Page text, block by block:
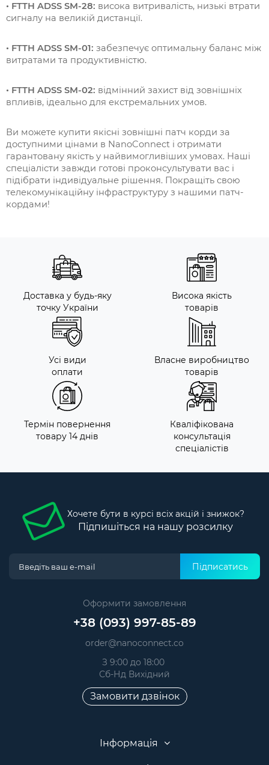
• FTTH ADSS SM-28: висока витривалість, низькі втрати
сигналу на великій дистанції.
• FTTH ADSS SM-01: забезпечує оптимальну баланс між
витратами та продуктивністю.
• FTTH ADSS SM-02: відмінний захист від зовнішніх
впливів, ідеально для екстремальних умов.
Ви можете купити якісні зовнішні патч корди за
доступними цінами в NanoConnect і отримати
гарантовану якість у найвимогливіших умовах. Наші
спеціалісти завжди готові проконсультувати вас і
підібрати індивідуальне рішення. Покращіть свою
телекомунікаційну інфраструктуру з нашими патч-
кордами!
Доставка у будь-яку
точку України
Висока якість
товарів
Усі види
оплати
Власне виробництво
товарів
Термін повернення
товару 14 днів
Кваліфікована
консультація
спеціалістів
Хочете бути в курсі всіх акцій і знижок?
Підпишіться на нашу розсилку
Підписатись
Оформити замовлення
+38 (093) 997-85-89
order@nanoconnect.co
З 9:00 до 18:00
Сб-Нд Вихідний
Замовити дзвінок
Інформація